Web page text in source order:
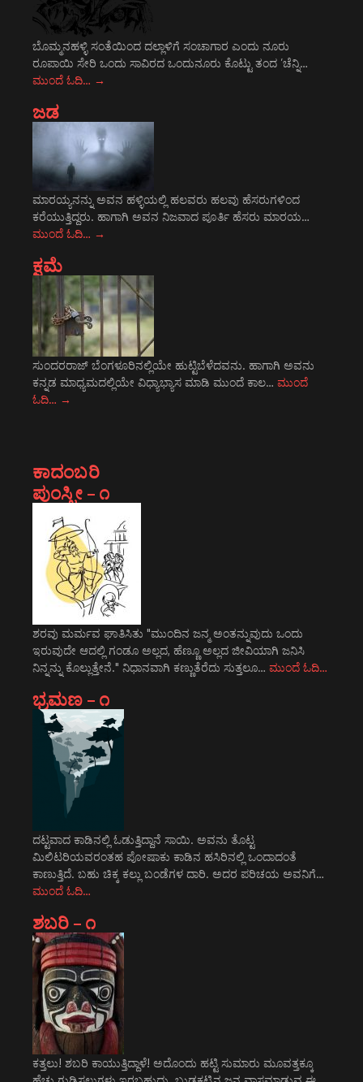
ಬೊಮ್ಮನಹಳ್ಳಿ ಸಂತೆಯಿಂದ ದಲ್ಲಾಳಿಗೆ ಸಂಚಾಗಾರ ಎಂದು ನೂರು
ರೂಪಾಯಿ ಸೇರಿ ಒಂದು ಸಾವಿರದ ಒಂದುನೂರು ಕೊಟ್ಟು ತಂದ ’ಚೆನ್ನಿ…
ಮುಂದೆ ಓದಿ… →
ಜಡ
ಮಾರಯ್ಯನನ್ನು ಅವನ ಹಳ್ಳಿಯಲ್ಲಿ ಹಲವರು ಹಲವು ಹೆಸರುಗಳಿಂದ
ಕರೆಯುತ್ತಿದ್ದರು. ಹಾಗಾಗಿ ಅವನ ನಿಜವಾದ ಪೂರ್ತಿ ಹೆಸರು ಮಾರಯ…
ಮುಂದೆ ಓದಿ… →
ಕ್ಷಮೆ
ಸುಂದರರಾಜ್ ಬೆಂಗಳೂರಿನಲ್ಲಿಯೇ ಹುಟ್ಟಿಬೆಳೆದವನು. ಹಾಗಾಗಿ ಅವನು
ಕನ್ನಡ ಮಾಧ್ಯಮದಲ್ಲಿಯೇ ವಿಧ್ಯಾಭ್ಯಾಸ ಮಾಡಿ ಮುಂದೆ ಕಾಲ… ಮುಂದೆ
ಓದಿ… →
ಕಾದಂಬರಿ
ಪುಂಸ್ತ್ರೀ – ೧
ಶರವು ಮರ್ಮವ ಘಾತಿಸಿತು "ಮುಂದಿನ ಜನ್ಮ ಅಂತನ್ನುವುದು ಒಂದು
ಇರುವುದೇ ಆದಲ್ಲಿ ಗಂಡೂ ಅಲ್ಲದ, ಹೆಣ್ಣೂ ಅಲ್ಲದ ಜೀವಿಯಾಗಿ ಜನಿಸಿ
ನಿನ್ನನ್ನು ಕೊಲ್ಲುತ್ತೇನೆ." ನಿಧಾನವಾಗಿ ಕಣ್ಣುತೆರೆದು ಸುತ್ತಲೂ… ಮುಂದೆ ಓದಿ…
ಭ್ರಮಣ – ೧
ದಟ್ಟವಾದ ಕಾಡಿನಲ್ಲಿ ಓಡುತ್ತಿದ್ದಾನೆ ಸಾಯಿ. ಅವನು ತೊಟ್ಟ
ಮಿಲಿಟರಿಯವರಂತಹ ಪೋಷಾಕು ಕಾಡಿನ ಹಸಿರಿನಲ್ಲಿ ಒಂದಾದಂತೆ
ಕಾಣುತ್ತಿದೆ. ಬಹು ಚಿಕ್ಕ ಕಲ್ಲು ಬಂಡೆಗಳ ದಾರಿ. ಅದರ ಪರಿಚಯ ಅವನಿಗೆ…
ಮುಂದೆ ಓದಿ…
ಶಬರಿ – ೧
ಕತ್ತಲು! ಶಬರಿ ಕಾಯುತ್ತಿದ್ದಾಳೆ! ಅದೊಂದು ಹಟ್ಟಿ ಸುಮಾರು ಮೂವತ್ತಕ್ಕೂ